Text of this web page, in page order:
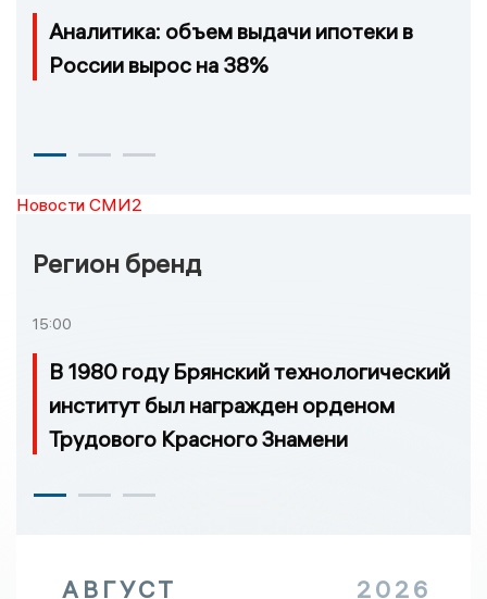
Аналитика: объем выдачи ипотеки в
России вырос на 38%
Новости СМИ2
Регион бренд
15:00
В 1980 году Брянский технологический
институт был награжден орденом
Трудового Красного Знамени
АВГУСТ 2026